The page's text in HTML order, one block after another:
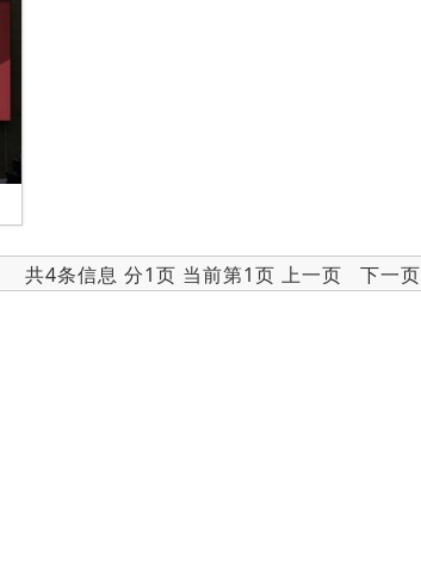
共4条信息 分1页 当前第1页 上一页 下一页